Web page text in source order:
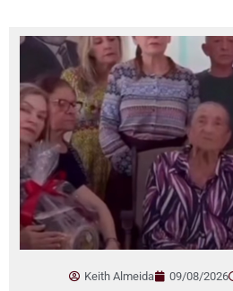
Keith Almeida 09/08/2026